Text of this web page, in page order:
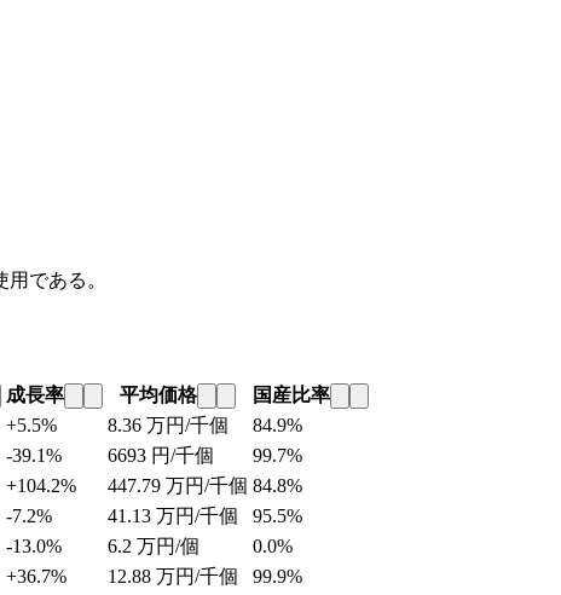
である。
成長率 平均価格
国産比率
+5.5% 8.36 万円/千個
84.9%
-39.1% 6693 円/千個
99.7%
+104.2% 447.79 万円/千個 84.8%
-7.2% 41.13 万円/千個
95.5%
-13.0% 6.2 万円/個
0.0%
+36.7% 12.88 万円/千個
99.9%